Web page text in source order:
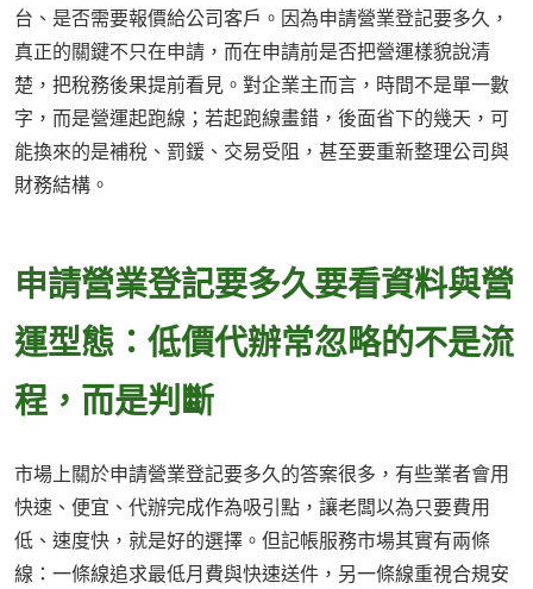
台、是否需要報價給公司客戶。因為申請營業登記要多久，
真正的關鍵不只在申請，而在申請前是否把營運樣貌說清
楚，把稅務後果提前看見。對企業主而言，時間不是單一數
字，而是營運起跑線；若起跑線畫錯，後面省下的幾天，可
能換來的是補稅、罰鍰、交易受阻，甚至要重新整理公司與
財務結構。
申請營業登記要多久要看資料與營
運型態：低價代辦常忽略的不是流
程，而是判斷
市場上關於申請營業登記要多久的答案很多，有些業者會用
快速、便宜、代辦完成作為吸引點，讓老闆以為只要費用
低、速度快，就是好的選擇。但記帳服務市場其實有兩條
線：一條線追求最低月費與快速送件，另一條線重視合規安